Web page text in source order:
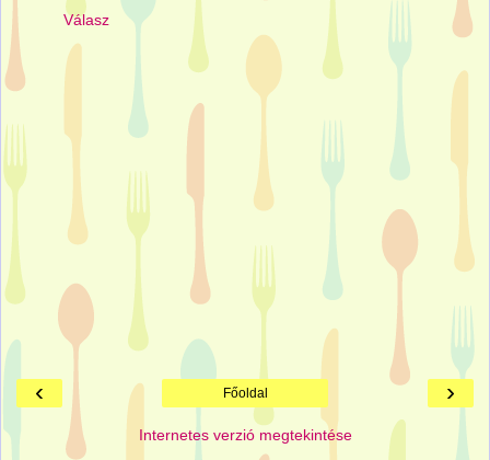
Válasz
‹ ›
Főoldal
Internetes verzió megtekintése